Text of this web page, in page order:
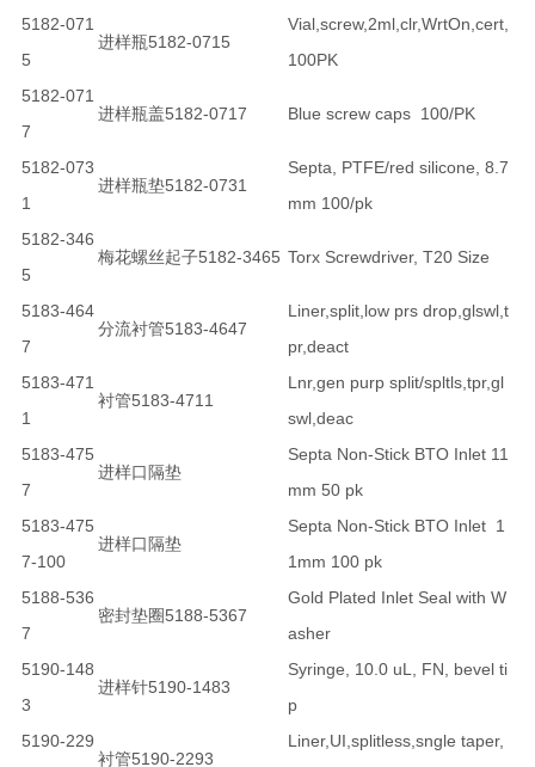
5182-071
5
进样瓶5182-0715
Vial,screw,2ml,clr,WrtOn,cert,
100PK
5182-071
7
进样瓶盖5182-0717 Blue screw caps 100/PK
5182-073
1
进样瓶垫5182-0731
Septa, PTFE/red silicone, 8.7
mm 100/pk
5182-346
5
梅花螺丝起子5182-3465 Torx Screwdriver, T20 Size
5183-464
7
分流衬管5183-4647
Liner,split,low prs drop,glswl,t
pr,deact
5183-471
1
衬管5183-4711
Lnr,gen purp split/spltls,tpr,gl
swl,deac
5183-475
7
进样口隔垫
Septa Non-Stick BTO Inlet 11
mm 50 pk
5183-475
7-100
进样口隔垫
Septa Non-Stick BTO Inlet 1
1mm 100 pk
5188-536
7
密封垫圈5188-5367
Gold Plated Inlet Seal with W
asher
5190-148
3
进样针5190-1483
Syringe, 10.0 uL, FN, bevel ti
p
5190-229
衬管5190-2293
Liner,UI,splitless,sngle taper,